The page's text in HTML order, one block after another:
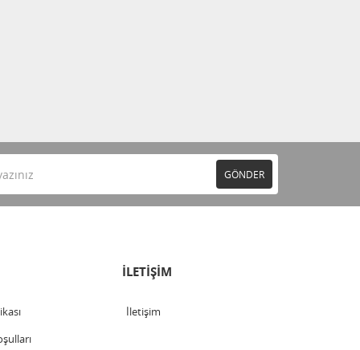
GÖNDER
İLETİŞİM
İletişim